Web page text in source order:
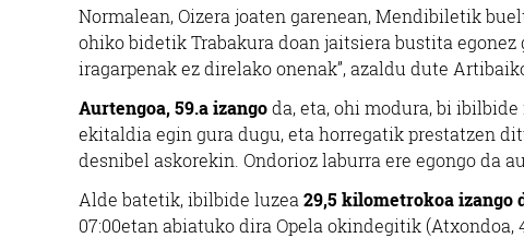
Normalean, Oizera joaten garenean, Mendibiletik
ohiko bidetik Trabakura doan jaitsiera bustita
iragarpenak ez direlako onenak”, azaldu dute
Aurtengoa, 59.a izangoda, eta, ohi modura, bi
ekitaldia egin gura dugu, eta horregatik prestatzen
desnibel askorekin. Ondorioz laburra ere egongo da
Alde batetik, ibilbide luzea 29,5 kilometrokoa izango
07:00etan abiatuko dira Opela okindegitik